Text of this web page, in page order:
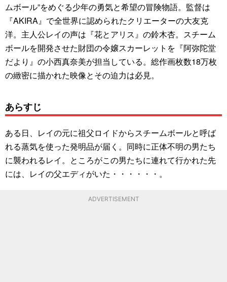
ムボール”をめぐる少年の勇気と希望の冒険物語。監督は
『AKIRA』で全世界に認められたクリエーターの大友克
洋。主人公レイの声は『花とアリス』の鈴木杏。スチーム
ボールを開発させた財団の令嬢スカーレットを『阿弥陀堂
だより』の小西真奈美が担当している。総作画枚数18万枚
の緻密に描かれた映像とその迫力は必見。
あらすじ
ある日、レイの元に祖父ロイドからスチームボールと呼ば
れる蒸気を使った発明品が届く。同時に正体不明の男たち
に襲われるレイ。ところがこの男たちに連れて行かれた先
には、レイの父エディがいた・・・・・・。
ADVERTISEMENT